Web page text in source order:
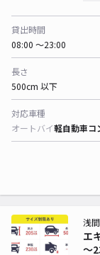
貸出時間
08:00 〜23:00
長さ
500cm 以下
対応車種
オートバイ軽自動車コ
エ
～
浅